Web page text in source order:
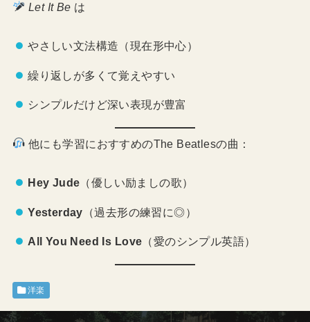
Let It Be は
やさしい文法構造（現在形中心）
繰り返しが多くて覚えやすい
シンプルだけど深い表現が豊富
他にも学習におすすめのThe Beatlesの曲：
Hey Jude （優しい励ましの歌）
Yesterday （過去形の練習に◎）
All You Need Is Love （愛のシンプル英語）
洋楽